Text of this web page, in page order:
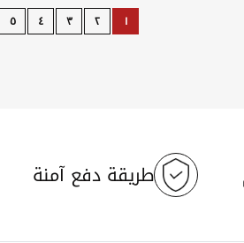
١ ٢ ٣ ٤ ٥
طريقة دفع آمنة